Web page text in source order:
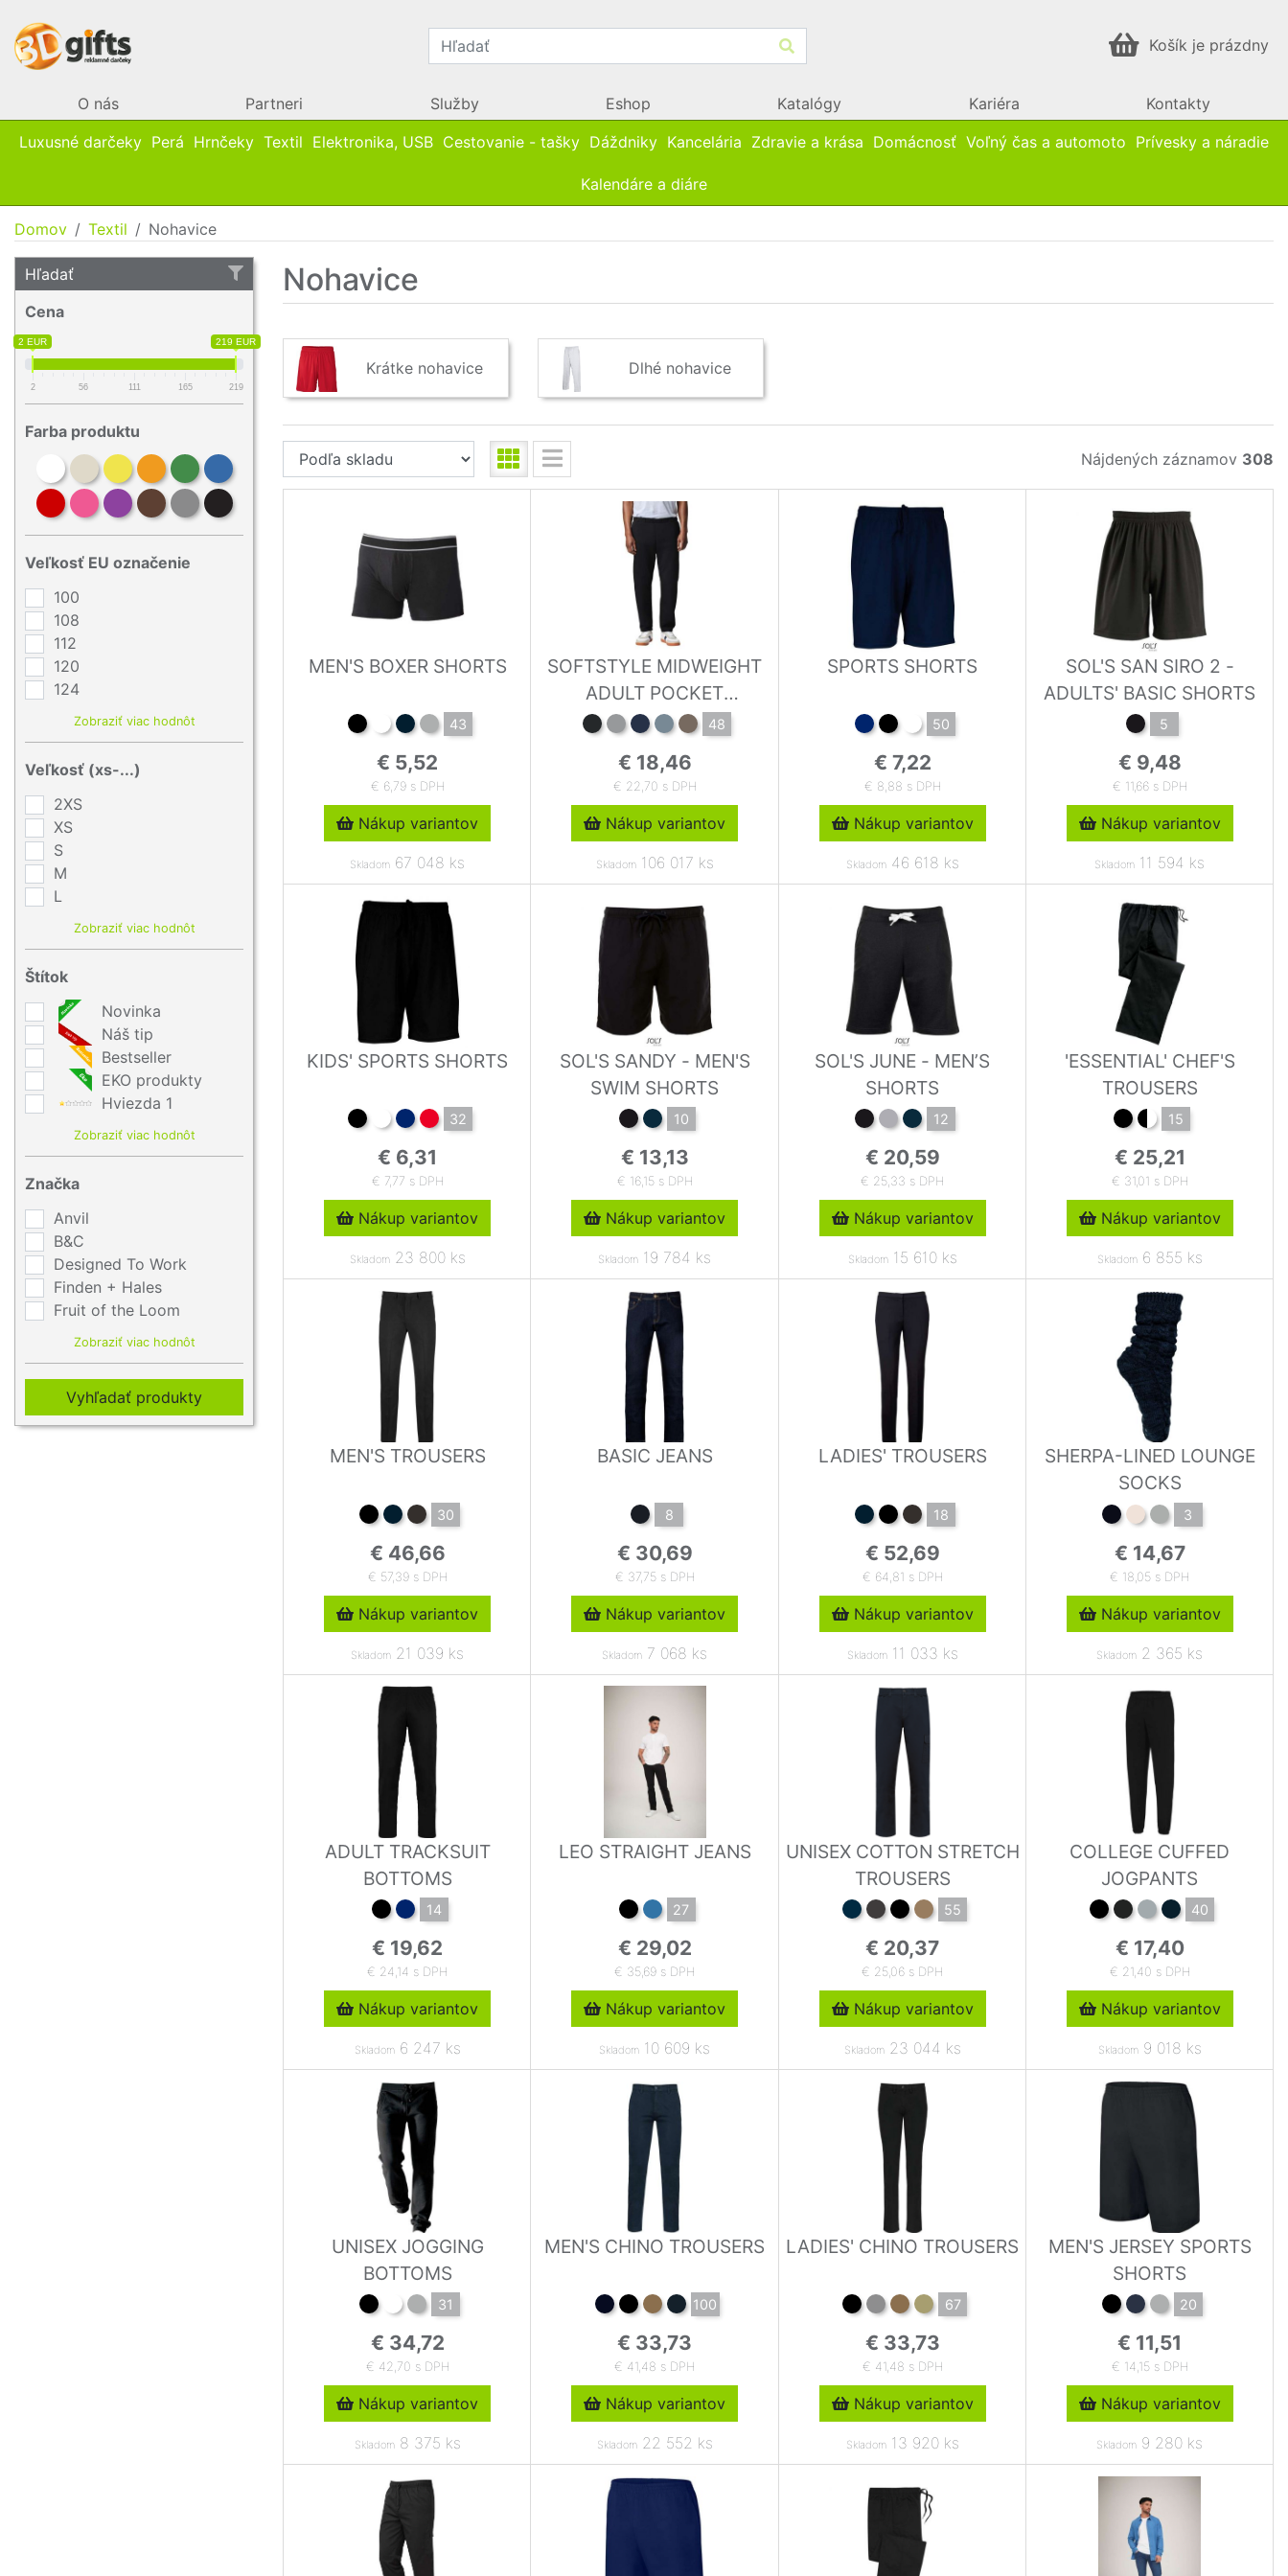
Košík je prázdny
O nás Partneri Služby Eshop Katalógy Kariéra
Kontakty
Luxusné darčeky Perá Hrnčeky Textil Elektronika, USB Cestovanie - tašky Dáždniky Kancelária Zdravie a krása Domácnosť Voľný čas a automoto Prívesky a náradie
Kalendáre a diáre
Domov Textil Nohavice
Hľadať
Cena
2 EUR 219 EUR
2 56 111 165 219
Farba produktu
Veľkosť EU označenie
100
108
112
120
124
Zobraziť viac hodnôt
Veľkosť (xs-...)
2XS
XS
S
M
L
Zobraziť viac hodnôt
Štítok
Novinka
Náš tip
Bestseller
EKO produkty
Hviezda 1
Zobraziť viac hodnôt
Značka
Anvil
B&C
Designed To Work
Finden + Hales
Fruit of the Loom
Zobraziť viac hodnôt
Vyhľadať produkty
Nohavice
Krátke nohavice Dlhé nohavice
Nájdených záznamov 308
MEN'S BOXER SHORTS
43
€ 5,52
€ 6,79 s DPH
Nákup variantov
Skladom 67 048 ks
SOFTSTYLE MIDWEIGHT
ADULT POCKET
SWEATPANTS48
€ 18,46
€ 22,70 s DPH
Nákup variantov
Skladom106 017 ks
SPORTS SHORTS
50
€ 7,22
€ 8,88 s DPH
Nákup variantov
Skladom46 618 ks
SOL'S SAN SIRO 2 -
ADULTS' BASIC SHORTS
5
€ 9,48
€ 11,66 s DPH
Nákup variantov
Skladom 11 594 ks
KIDS' SPORTS SHORTS
32
€ 6,31
€ 7,77 s DPH
Nákup variantov
Skladom23 800 ks
SOL'S SANDY - MEN'S
SWIM SHORTS
10
€ 13,13
€ 16,15 s DPH
Nákup variantov
Skladom 19 784 ks
SOL'S JUNE - MEN’S
SHORTS
12
€ 20,59
€ 25,33 s DPH
Nákup variantov
Skladom15 610 ks
'ESSENTIAL' CHEF'S
TROUSERS
15
€ 25,21
€ 31,01 s DPH
Nákup variantov
Skladom6 855 ks
MEN'S TROUSERS
30
€ 46,66
€ 57,39 s DPH
Nákup variantov
Skladom 21 039 ks
BASIC JEANS
8
€ 30,69
€ 37,75 s DPH
Nákup variantov
Skladom 7 068 ks
LADIES' TROUSERS
18
€ 52,69
€ 64,81 s DPH
Nákup variantov
Skladom11 033 ks
SHERPA-LINED LOUNGE
SOCKS
3
€ 14,67
€ 18,05 s DPH
Nákup variantov
Skladom 2 365 ks
ADULT TRACKSUIT
BOTTOMS
14
€ 19,62
€ 24,14 s DPH
Nákup variantov
Skladom6 247 ks
LEO STRAIGHT JEANS
27
€ 29,02
€ 35,69 s DPH
Nákup variantov
Skladom 10 609 ks
UNISEX COTTON STRETCH
TROUSERS
55
€ 20,37
€ 25,06 s DPH
Nákup variantov
Skladom23 044 ks
COLLEGE CUFFED
JOGPANTS
40
€ 17,40
€ 21,40 s DPH
Nákup variantov
Skladom9 018 ks
UNISEX JOGGING
BOTTOMS
31
€ 34,72
€ 42,70 s DPH
Nákup variantov
Skladom8 375 ks
MEN'S CHINO TROUSERS
100
€ 33,73
€ 41,48 s DPH
Nákup variantov
Skladom22 552 ks
LADIES' CHINO TROUSERS
67
€ 33,73
€ 41,48 s DPH
Nákup variantov
Skladom13 920 ks
MEN'S JERSEY SPORTS
SHORTS
20
€ 11,51
€ 14,15 s DPH
Nákup variantov
Skladom 9 280 ks